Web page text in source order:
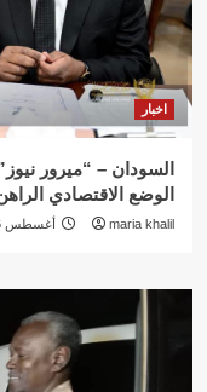
اخبار
السودان – “ميرور
الوضع الاقتصادي
maria khalil أغسطس 6, 2026